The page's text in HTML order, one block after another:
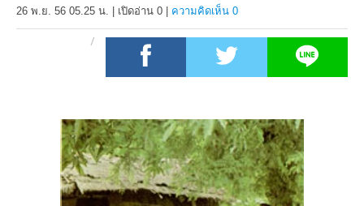
26 พ.ย. 56 05.25 น. เปิดอ่าน 0 ความคิดเห็น 0